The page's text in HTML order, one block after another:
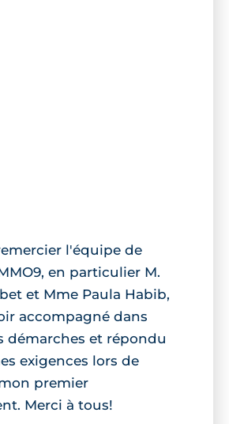
l'équipe de
en particulier M.
et Mme Paula Habib,
accompagné dans
démarches et répondu
exigences lors de
premier
Merci à tous!